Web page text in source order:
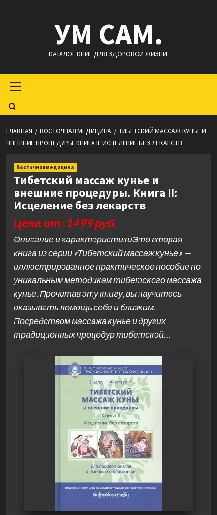
УМ САМ.
КАТАЛОГ КНИГ ДЛЯ ЗДОРОВОЙ ЖИЗНИ.
меню
ГЛАВНАЯ ВОСТОЧНАЯ МЕДИЦИНА
ТИБЕТСКИЙ МАССАЖ КУНЬЕ И
ВНЕШНИЕ ПРОЦЕДУРЫ. КНИГА II: ИСЦЕЛЕНИЕ БЕЗ ЛЕКАРСТВ
Восточная медицина
Тибетский массаж кунье и
внешние процедуры. Книга II:
Исцеление без лекарств
Цена от: 1499 руб.
Описание и характеристикиЭто вторая
книга из серии «Тибетский массаж кунье» —
иллюстрированное практическое пособие по
уникальным методикам тибетского массажа
кунье. Прочитав эту книгу, вы научитесь
оказывать помощь себе и близким.
Посредством массажа кунье и других
традиционных процедур тибетской…